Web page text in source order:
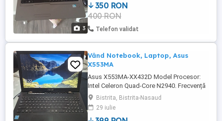
3
350 RON
400 RON
Telefon validat
Vând Notebook, Laptop, Asus
X553MA
Asus X553MA-XX432D Model Procesor:
Intel Celeron Quad-Core N2940. Frecvență
de bază: 1.83 GHz. Frecvență Turbo: Până
la 2.25 GHz. Tehnologie: 4 nuclee fizice și
un cache de 2 MB HDD de 500 GB, viteză
Bistrita, Bistrita-Nasaud
29 iulie